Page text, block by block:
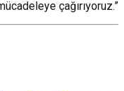
çağırıyoruz.”